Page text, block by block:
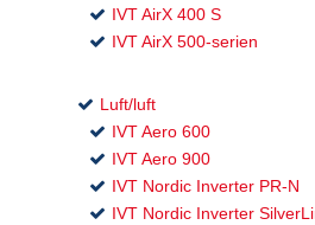
IVT AirX 400 S
IVT AirX 500-serien
Luft/luft
IVT Aero 600
IVT Aero 900
IVT Nordic Inverter PR-N
IVT Nordic Inverter